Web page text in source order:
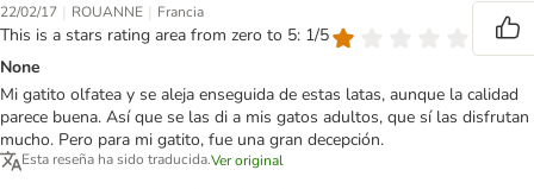
22/02/17 | ROUANNE | Francia
This is a stars rating area from zero to 5: 1/5
None
Mi gatito olfatea y se aleja enseguida de estas latas, aunque la calidad
parece buena. Así que se las di a mis gatos adultos, que sí las disfrutan
mucho. Pero para mi gatito, fue una gran decepción.
Esta reseña ha sido traducida.Ver original